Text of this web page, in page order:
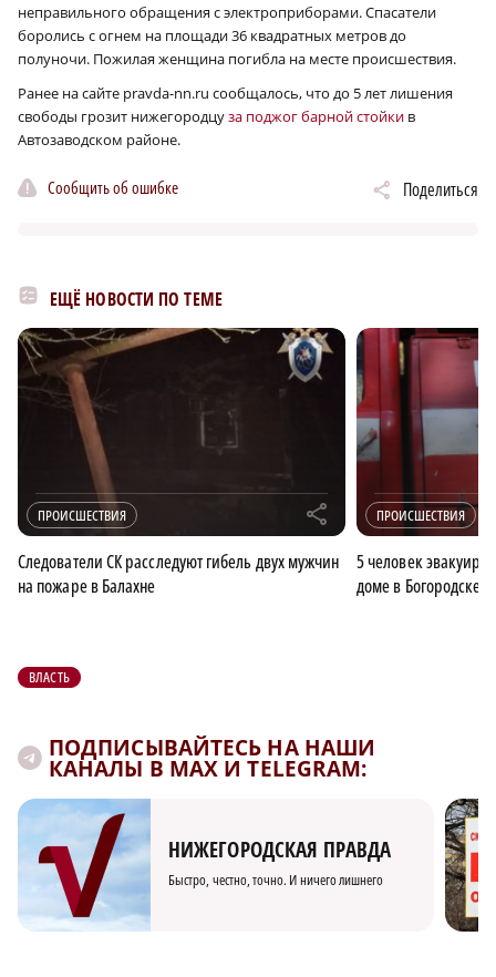
неправильного обращения с электроприборами. Спасатели
боролись с огнем на площади 36 квадратных метров до
полуночи. Пожилая женщина погибла на месте происшествия.
Ранее на сайте pravda-nn.ru сообщалось, что до 5 лет лишения
свободы грозит нижегородцуза поджог барной стойки в
Автозаводском районе.
Сообщить об ошибке Поделиться
ЕЩЁ НОВОСТИ ПО ТЕМЕ
ПРОИСШЕСТВИЯ r
Следователи СК расследуют гибель двух мужчин
на пожаре в Балахне
ПРОИСШЕСТВИЯ
5 человек
доме в Богородске
ВЛАСТЬ
ПОДПИСЫВАЙТЕСЬ НА НАШИ
КАНАЛЫ В MAX И TELEGRAM:
НИЖЕГОРОДСКАЯ ПРАВДА
Быстро, честно, точно. И ничего лишнего